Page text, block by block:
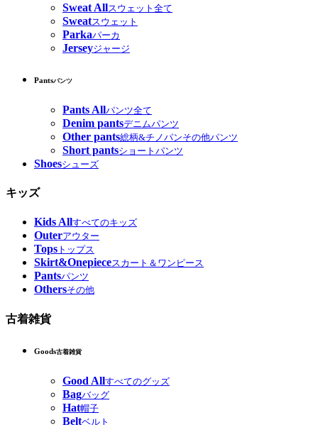
Sweat Allスウェット全て
Sweatスウェット
Parkaパーカ
Jerseyジャージ
Pantsパンツ
Pants Allパンツ全て
Denim pantsデニムパンツ
Other pants総柄&チノパンその他パンツ
Short pantsショートパンツ
Shoesシューズ
キッズ
Kids Allすべてのキッズ
Outerアウター
Tops トップス
Skirt&Onepieceスカート＆ワンピース
Pantsパンツ
Othersその他
古着雑貨
Goods古着雑貨
Good Allすべてのグッズ
Bagバッグ
Hat帽子
Beltベルト